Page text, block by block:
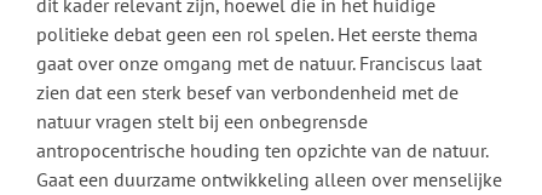
dit kader relevant zijn, hoewel die in het huidige
politieke debat geen een rol spelen. Het eerste thema
gaat over onze omgang met de natuur. Franciscus laat
zien dat een sterk besef van verbondenheid met de
natuur vragen stelt bij een onbegrensde
antropocentrische houding ten opzichte van de natuur.
Gaat een duurzame ontwikkeling alleen over menselijke